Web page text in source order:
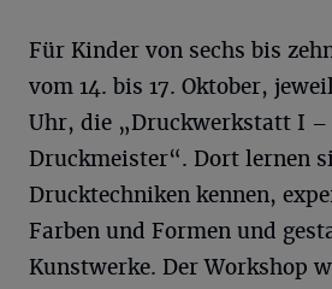
Für Kinder von sechs bis
vom 14. bis 17. Oktober,
Uhr, die „Druckwerkstatt I –
Druckmeister“. Dort lernen
Drucktechniken kennen,
Farben und Formen und
Kunstwerke. Der Workshop